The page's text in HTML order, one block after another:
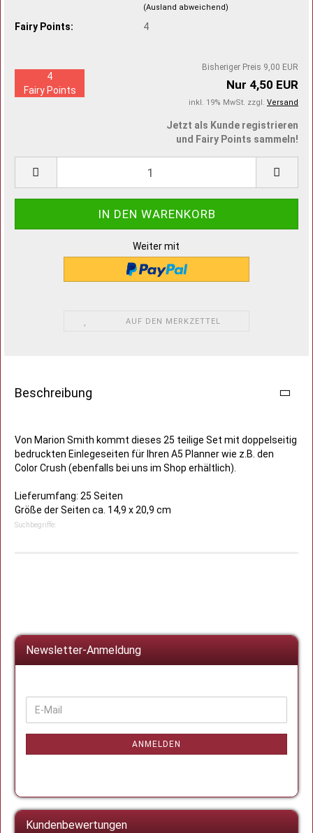
(Ausland abweichend)
Fairy Points: 4
Bisheriger Preis 9,00 EUR
Nur 4,50 EUR
inkl. 19% MwSt. zzgl. Versand
4
Fairy Points
Jetzt als Kunde registrieren
und Fairy Points sammeln!
Weiter mit
AUF DEN MERKZETTEL
Beschreibung
Von Marion Smith kommt dieses 25 teilige Set mit doppelseitig
bedruckten Einlegeseiten für Ihren A5 Planner wie z.B. den
Color Crush (ebenfalls bei uns im Shop erhältlich).
Lieferumfang: 25 Seiten
Größe der Seiten ca. 14,9 x 20,9 cm
Suchbegriffe:
Newsletter-Anmeldung
WEITER
ZUR
NEWSLETTER-
E-
Mail
ANMELDEN
Kundenbewertungen